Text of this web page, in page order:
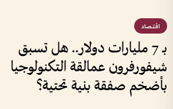
اقتصاد
بـ 7 مليارات دولار.. هل تسبق
شيفورفرون عمالقة التكنولوجيا
بأضخم صفقة بنية تحتية؟